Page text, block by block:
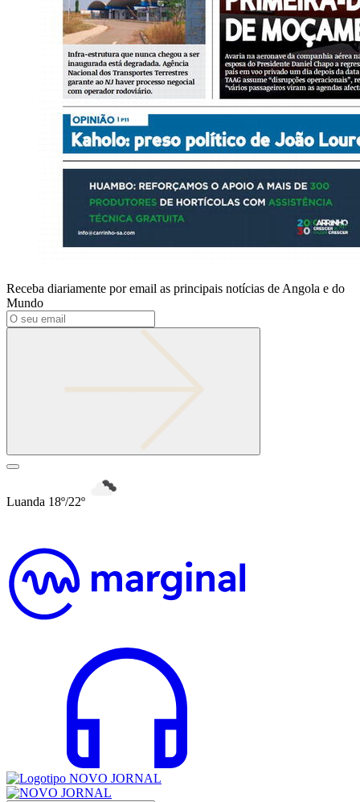
Receba diariamente por email as principais notícias de Angola e do
Mundo
Luanda 18º/22º